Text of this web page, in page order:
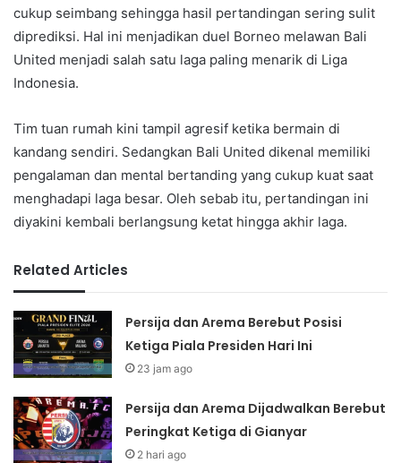
cukup seimbang sehingga hasil pertandingan sering sulit
diprediksi. Hal ini menjadikan duel Borneo melawan Bali
United menjadi salah satu laga paling menarik di Liga
Indonesia.
Tim tuan rumah kini tampil agresif ketika bermain di
kandang sendiri. Sedangkan Bali United dikenal memiliki
pengalaman dan mental bertanding yang cukup kuat saat
menghadapi laga besar. Oleh sebab itu, pertandingan ini
diyakini kembali berlangsung ketat hingga akhir laga.
Related Articles
Persija dan Arema Berebut Posisi
Ketiga Piala Presiden Hari Ini
23 jam ago
Persija dan Arema Dijadwalkan Berebut
Peringkat Ketiga di Gianyar
2 hari ago